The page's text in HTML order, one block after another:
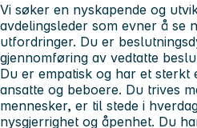
Vi søker en nyskapende og
avdelingsleder som evner å se
utfordringer. Du er
gjennomføring av vedtatte
Du er empatisk og har et sterkt
ansatte og beboere. Du trives
mennesker, er til stede i
nysgjerrighet og åpenhet. Du